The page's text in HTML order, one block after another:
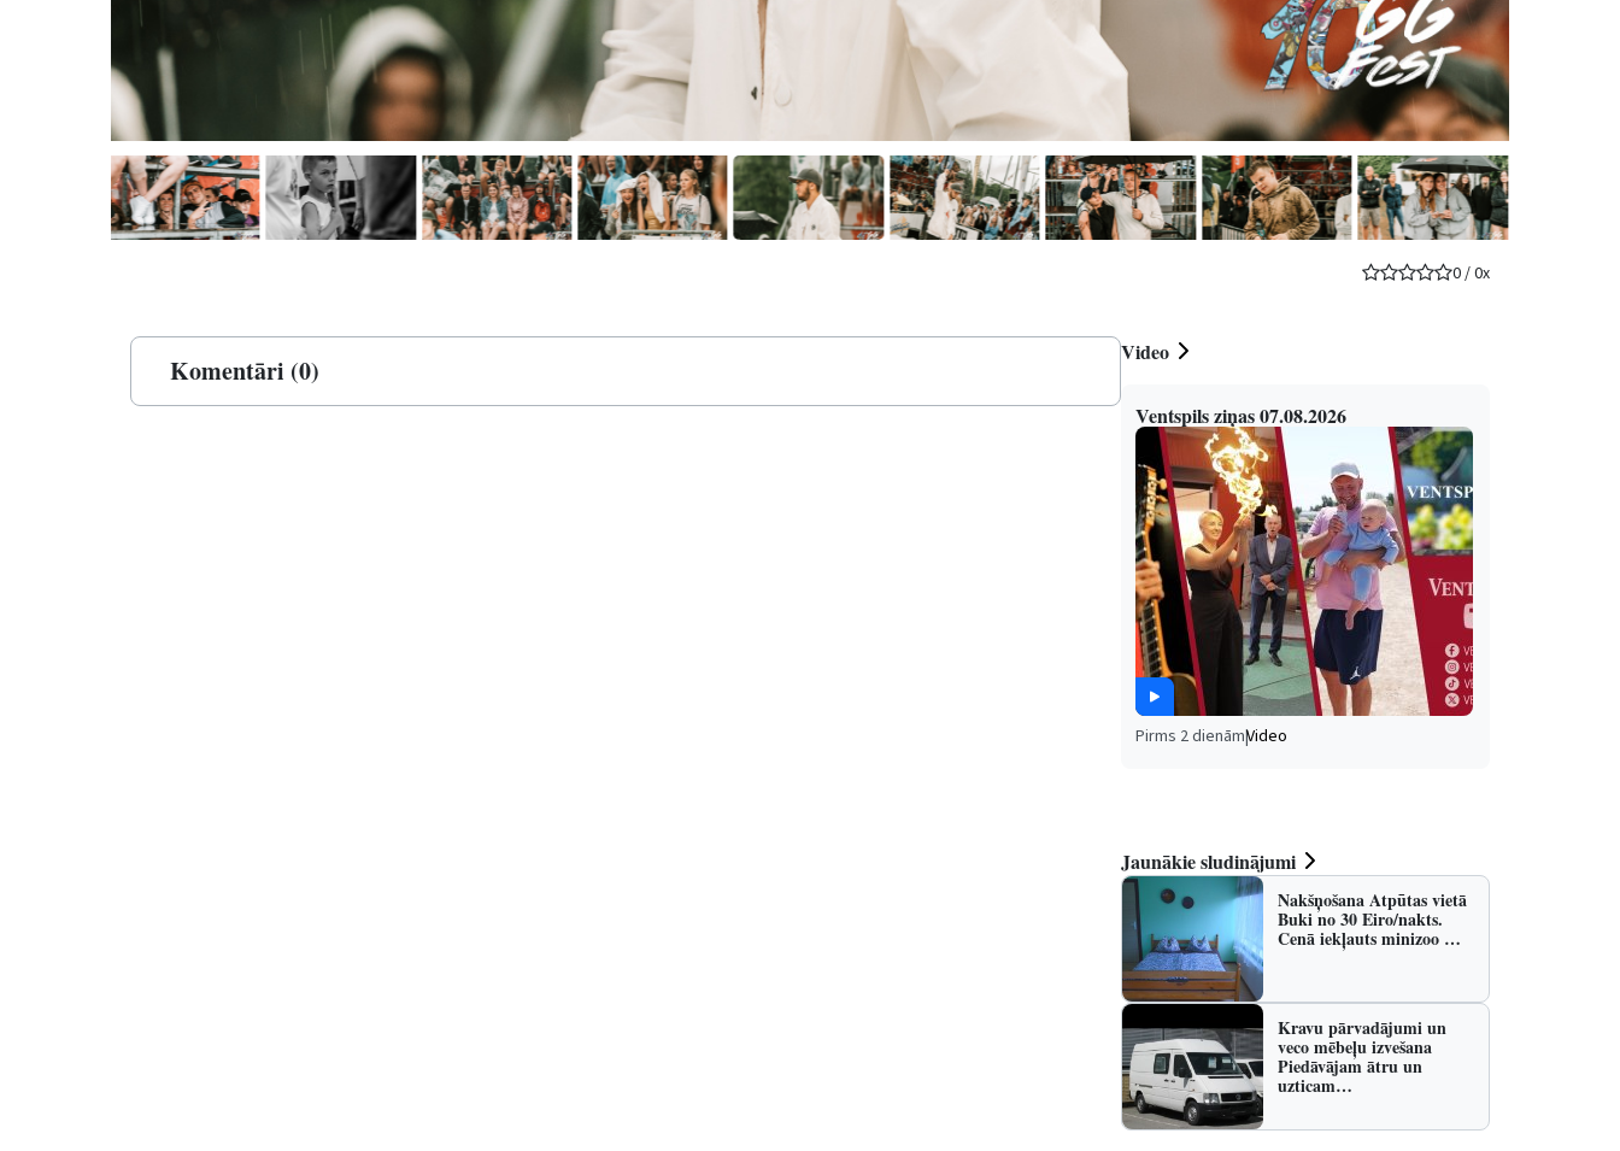
0/0x
Komentāri (0)
Video
Ventspils ziņas 07.08.2026
Pirms 2 dienām|Video
Jaunākie sludinājumi
Nakšņošana Atpūtas vietā
Buki no 30 Eiro/nakts.
Cenā iekļauts minizoo …
Kravu pārvadājumi un
veco mēbeļu izvešana
Piedāvājam ātru un
uzticam…